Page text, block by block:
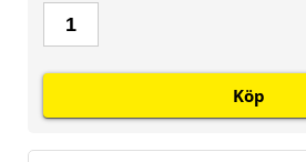
Köp